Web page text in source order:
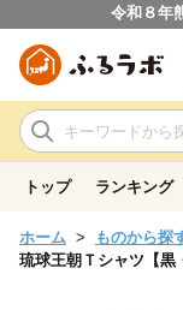
令和８年
トップ ランキング
ホーム ものから探
琉球王朝Ｔシャツ【黒